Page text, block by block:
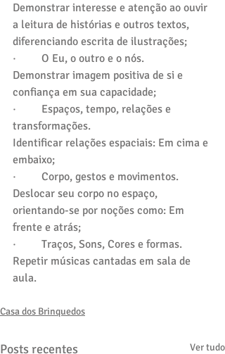
Demonstrar interesse e atenção ao ouvir
a leitura de histórias e outros textos,
diferenciando escrita de ilustrações;
·         O Eu, o outro e o nós.
Demonstrar imagem positiva de si e
confiança em sua capacidade;
·         Espaços, tempo, relações e
transformações.
Identificar relações espaciais: Em cima e
embaixo;
·         Corpo, gestos e movimentos.
Deslocar seu corpo no espaço,
orientando-se por noções como: Em
frente e atrás;
·         Traços, Sons, Cores e formas.
Repetir músicas cantadas em sala de
aula.
Casa dos Brinquedos
Posts recentes Ver tudo